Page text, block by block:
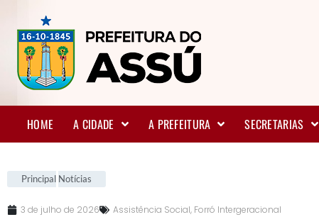
HOME A CIDADE A PREFEITURA SECRETARIAS
Principal Notícias
3 de julho de 2026 Assistência Social, Forró Intergeracional